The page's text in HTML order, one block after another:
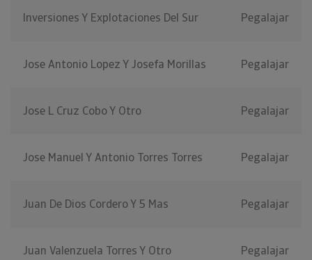
Inversiones Y Explotaciones Del Sur Pegalajar
Jose Antonio Lopez Y Josefa Morillas Pegalajar
Jose L Cruz Cobo Y Otro Pegalajar
Jose Manuel Y Antonio Torres Torres Pegalajar
Juan De Dios Cordero Y 5 Mas Pegalajar
Juan Valenzuela Torres Y Otro Pegalajar